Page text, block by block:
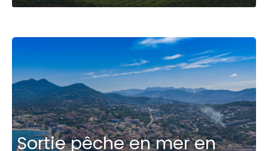
Sortie pêche en mer en